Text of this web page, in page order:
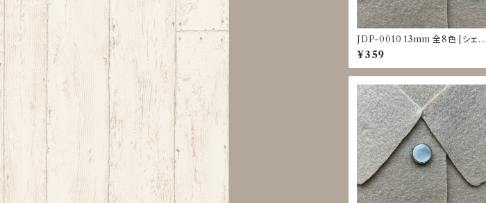
JDP-0010 13mm 全8色 [シェル
調][裏足ボタン][ブラウス]
¥359